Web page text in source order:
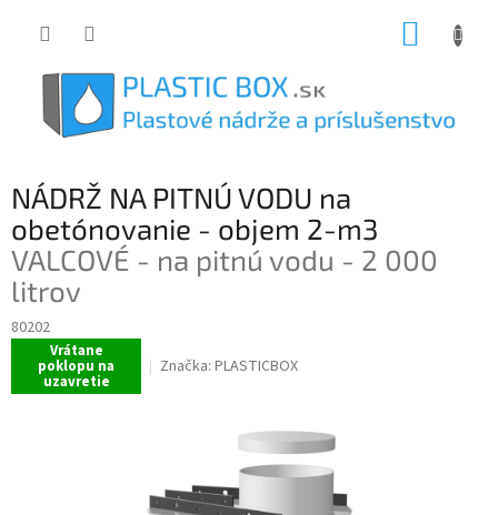
NÁDRŽ NA PITNÚ VODU na
obetónovanie - objem 2-m3
VALCOVÉ - na pitnú vodu - 2 000
litrov
80202
Vrátane
poklopu na
uzavretie
Značka: PLASTICBOX